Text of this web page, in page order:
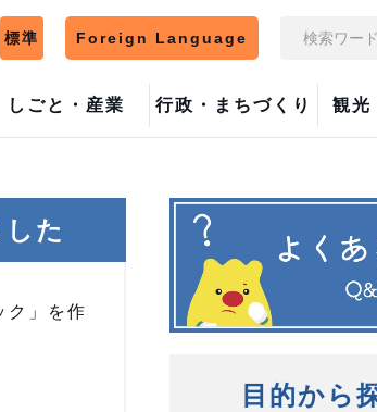
しごと・産業 行政・まちづくり 観光
標準 Foreign Language
た
ク」を作
目的から